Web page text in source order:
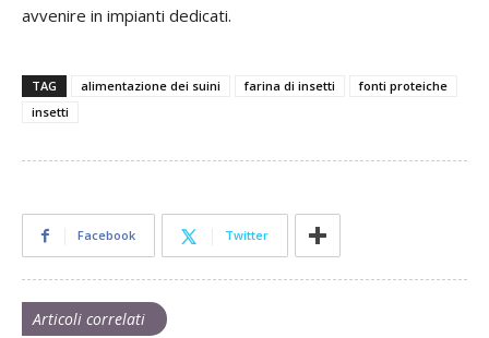
avvenire in impianti dedicati.
TAG alimentazione dei suini farina di insetti
fonti proteiche
insetti
Facebook Twitter
Articoli correlati